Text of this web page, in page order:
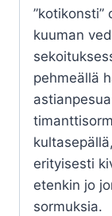
kuuman
pehmeällä
erityisesti
etenkin jo
sormuksia.